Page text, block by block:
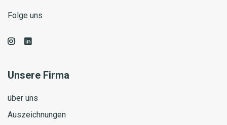
Folge uns
Unsere Firma
über uns
Auszeichnungen